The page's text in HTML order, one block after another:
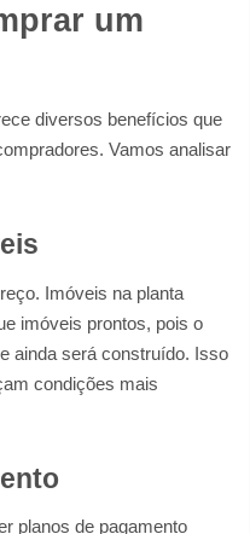
um
diversos benefícios que
Vamos analisar
Imóveis na planta
imóveis prontos, pois o
ainda será construído. Isso
condições mais
planos de pagamento